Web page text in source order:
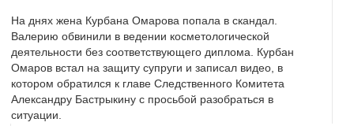
На днях жена Курбана Омарова попала в скандал.
Валерию обвинили в ведении косметологической
деятельности без соответствующего диплома. Курбан
Омаров встал на защиту супруги и записал видео, в
котором обратился к главе Следственного Комитета
Александру Бастрыкину с просьбой разобраться в
ситуации.